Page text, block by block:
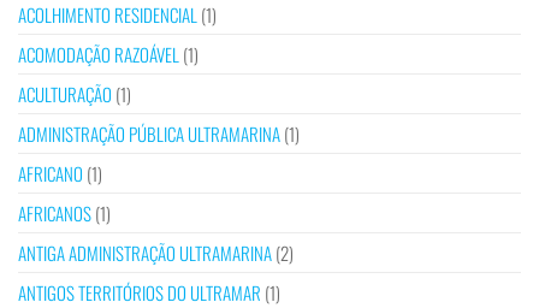
ACOLHIMENTO RESIDENCIAL (1)
ACOMODAÇÃO RAZOÁVEL (1)
ACULTURAÇÃO (1)
ADMINISTRAÇÃO PÚBLICA ULTRAMARINA(1)
AFRICANO (1)
AFRICANOS(1)
ANTIGA ADMINISTRAÇÃO ULTRAMARINA(2)
ANTIGOS TERRITÓRIOS DO ULTRAMAR (1)